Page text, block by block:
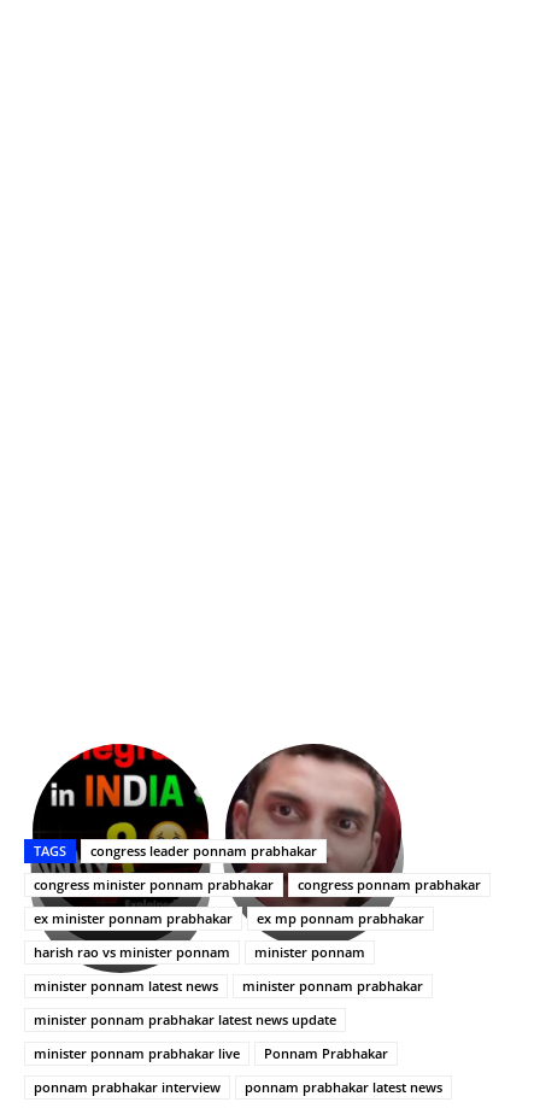
భగవంతుని
ప్రసాదం
తీర్థం..తులసీదళం
లేకుండా
అసంపూర్ణం
కేజీఎఫ్
సినిమాతో
పాన్
ఇండియా
స్టార్
హీరోయిన్‏గా
శెట్టి.
Upasana:
భర్తపై
రివెంజ్
తీర్చుకున్న
ఉపాసన..
పాపం
రామ్
చరణ్
TAGS
congress leader ponnam prabhakar
congress minister ponnam prabhakar
congress ponnam prabhakar
ex minister ponnam prabhakar
ex mp ponnam prabhakar
harish rao vs minister ponnam
minister ponnam
minister ponnam latest news
minister ponnam prabhakar
minister ponnam prabhakar latest news update
minister ponnam prabhakar live
Ponnam Prabhakar
ponnam prabhakar interview
ponnam prabhakar latest news